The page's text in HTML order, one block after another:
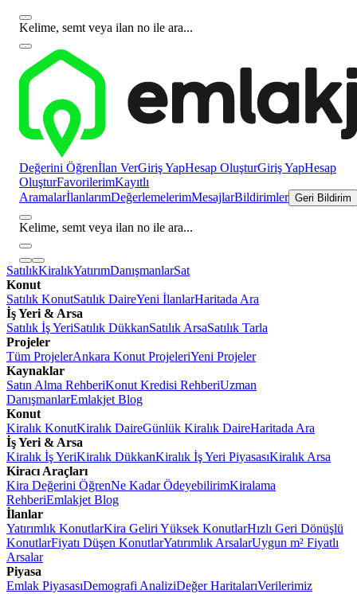
Kelime, semt veya ilan no ile ara...
Değerini Öğrenİlan VerGiriş YapHesap OluşturGiriş YapHesap
OluşturFavorilerimKayıtlı
AramalarİlanlarımDeğerlemelerimMesajlarBildirimler Geri Bildirim
Kelime, semt veya ilan no ile ara...
SatılıkKiralıkYatırımDanışmanlarSat
Konut
Satılık KonutSatılık DaireYeni İlanlarHaritada Ara
İş Yeri & Arsa
Satılık İş YeriSatılık DükkanSatılık ArsaSatılık Tarla
Projeler
Tüm ProjelerAnkara Konut ProjeleriYeni Projeler
Kaynaklar
Satın Alma RehberiKonut Kredisi RehberiUzman
DanışmanlarEmlakjet Blog
Konut
Kiralık KonutKiralık DaireGünlük Kiralık DaireHaritada Ara
İş Yeri & Arsa
Kiralık İş YeriKiralık DükkanKiralık İş Yeri PiyasasıKiralık Arsa
Kiracı Araçları
Kira Değerini ÖğrenNe Kadar ÖdeyebilirimKiralama
RehberiEmlakjet Blog
İlanlar
Yatırımlık KonutlarKira Geliri Yüksek KonutlarHızlı Geri Dönüşlü
KonutlarFiyatı Düşen KonutlarYatırımlık ArsalarUygun m² Fiyatlı
Arsalar
Piyasa
Emlak PiyasasıDemografi AnaliziDeğer HaritalarıVerilerimiz